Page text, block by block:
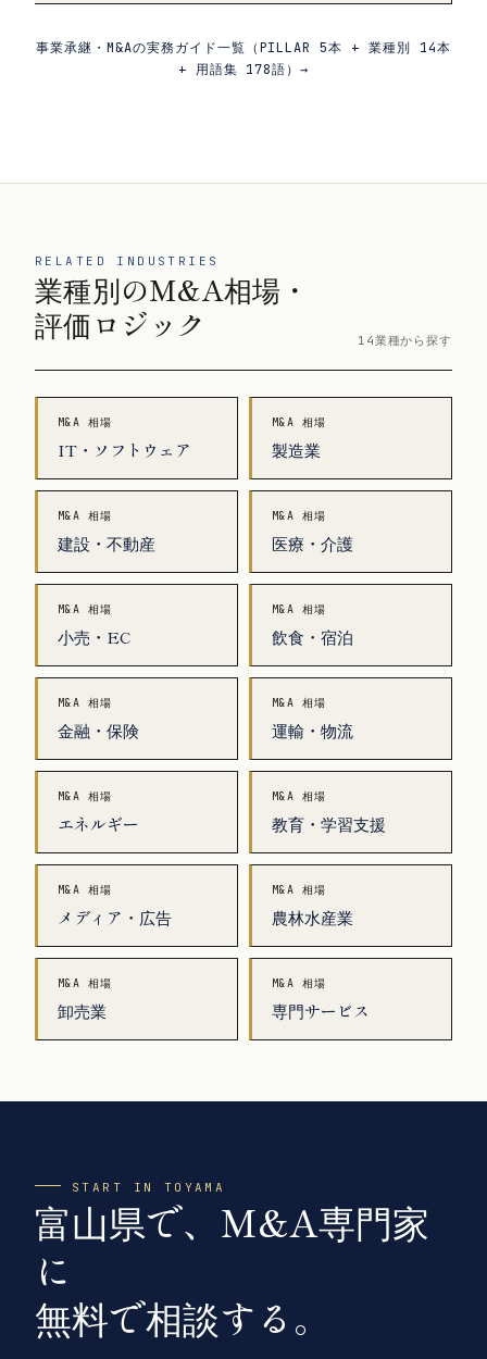
事業承継・M&Aの実務ガイド一覧（PILLAR 5本 + 業種別 14本
+ 用語集 178語）→
RELATED INDUSTRIES
業種別のM&A相場・
評価ロジック
14業種から探す
M&A 相場
IT・ソフトウェア
M&A 相場
製造業
M&A 相場
建設・不動産
M&A 相場
医療・介護
M&A 相場
小売・EC
M&A 相場
飲食・宿泊
M&A 相場
金融・保険
M&A 相場
運輸・物流
M&A 相場
エネルギー
M&A 相場
教育・学習支援
M&A 相場
メディア・広告
M&A 相場
農林水産業
M&A 相場
卸売業
M&A 相場
専門サービス
START IN TOYAMA
富山県で、M&A専門家
に
無料で相談する。